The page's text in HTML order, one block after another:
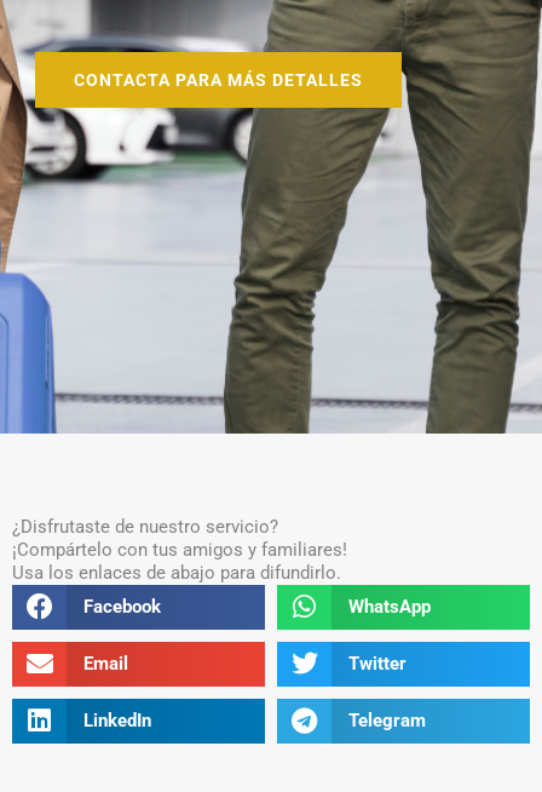
CONTACTA PARA MÁS DETALLES
¿Disfrutaste de nuestro servicio?
¡Compártelo con tus amigos y familiares!
Usa los enlaces de abajo para difundirlo.
Share
on
Facebook
Share
on
WhatsApp
on
Email
Share
on
Twitter
Share
on
LinkedIn
Share
on
Telegram